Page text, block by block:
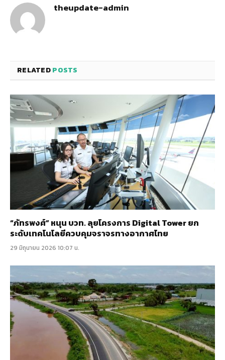
theupdate-admin
RELATEDPOSTS
“ภัทรพงศ์” หนุน บวท. ลุยโครงการ Digital Tower ยก
ระดับเทคโนโลยีควบคุมจราจรทางอากาศไทย
29 มิถุนายน 2026 10:07 น.